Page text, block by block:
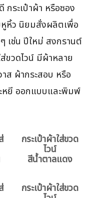
ระเป๋าผ้า หรือซอง
หูหิ้ว นิยมสั่งผลิตเพื่อ
เช่น ปีใหม่ สงกรานต์
ขวดไวน์ มีผ้าหลาย
ส ผ้ากระสอบ หรือ
ะหยี ออกแบบและพิมพ์
กระเป๋าผ้าใส่ขวด
ไวน์
สีน้ำตาลแดง
กระเป๋าผ้าใส่ขวด